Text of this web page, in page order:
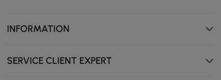
INFORMATION
SERVICE CLIENT EXPERT